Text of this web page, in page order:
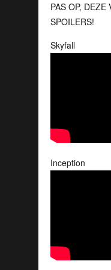
PAS OP, DEZE
SPOILERS!
Skyfall
Inception